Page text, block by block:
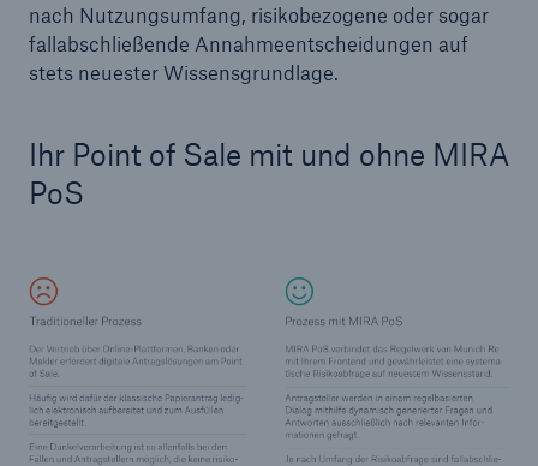
nach Nutzungsumfang, risikobezogene oder sogar
fallabschließende Annahmeentscheidungen auf
stets neuester Wissensgrundlage.
Ihr Point of Sale mit und ohne MIRA
PoS
71.8%